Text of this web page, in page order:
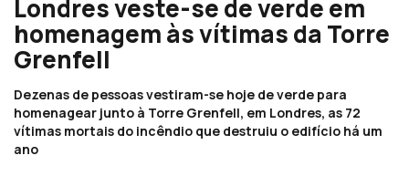
Londres veste-se de verde em
homenagem às vítimas da Torre
Grenfell
Dezenas de pessoas vestiram-se hoje de verde para
homenagear junto à Torre Grenfell, em Londres, as 72
vítimas mortais do incêndio que destruiu o edifício há um
ano